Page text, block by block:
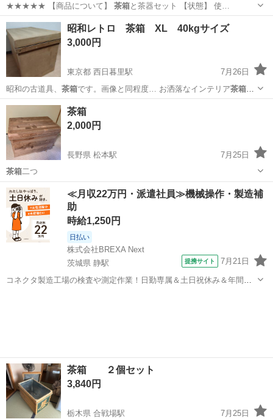
★★★★★ 【商品について】 茶箱 と茶器セット 【状態】 使…
神奈川 藤沢市 インテリア雑貨/小物
昭和レトロ 茶箱 XL 40kgサイズ
3,000円
東京都 西日暮里駅
7月26日
昭和の古道具、 茶箱です。画像と同程度… お洒落なインテリア茶箱に
して、アイデア次…
東京 文京区 西日暮里駅
茶箱
2,000円
長野県 松本駅
7月25日
茶箱二つ
長野 松本市 松本駅 その他
≪月収22万円・派遣社員≫機械操作・製造補
助
時給1,250円
日払い
株式会社BREXA Next
茨城県 静駅
提携サイト 7月21日
コネクタ製造工場の検査や測定作業！日勤専属＆土日祝休み＆年間休
茶箱 ２個セット
3,840円
栃木県 合戦場駅
7月25日